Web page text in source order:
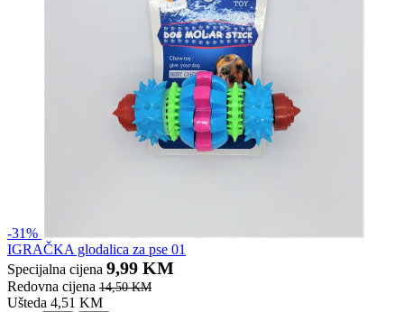
-31%
IGRAČKA glodalica za pse 01
Specijalna cijena 9,99 KM
Redovna cijena 14,50 KM
Ušteda 4,51 KM